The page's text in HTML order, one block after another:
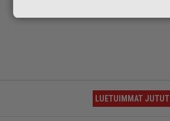
LUETUIMMAT JUTUT